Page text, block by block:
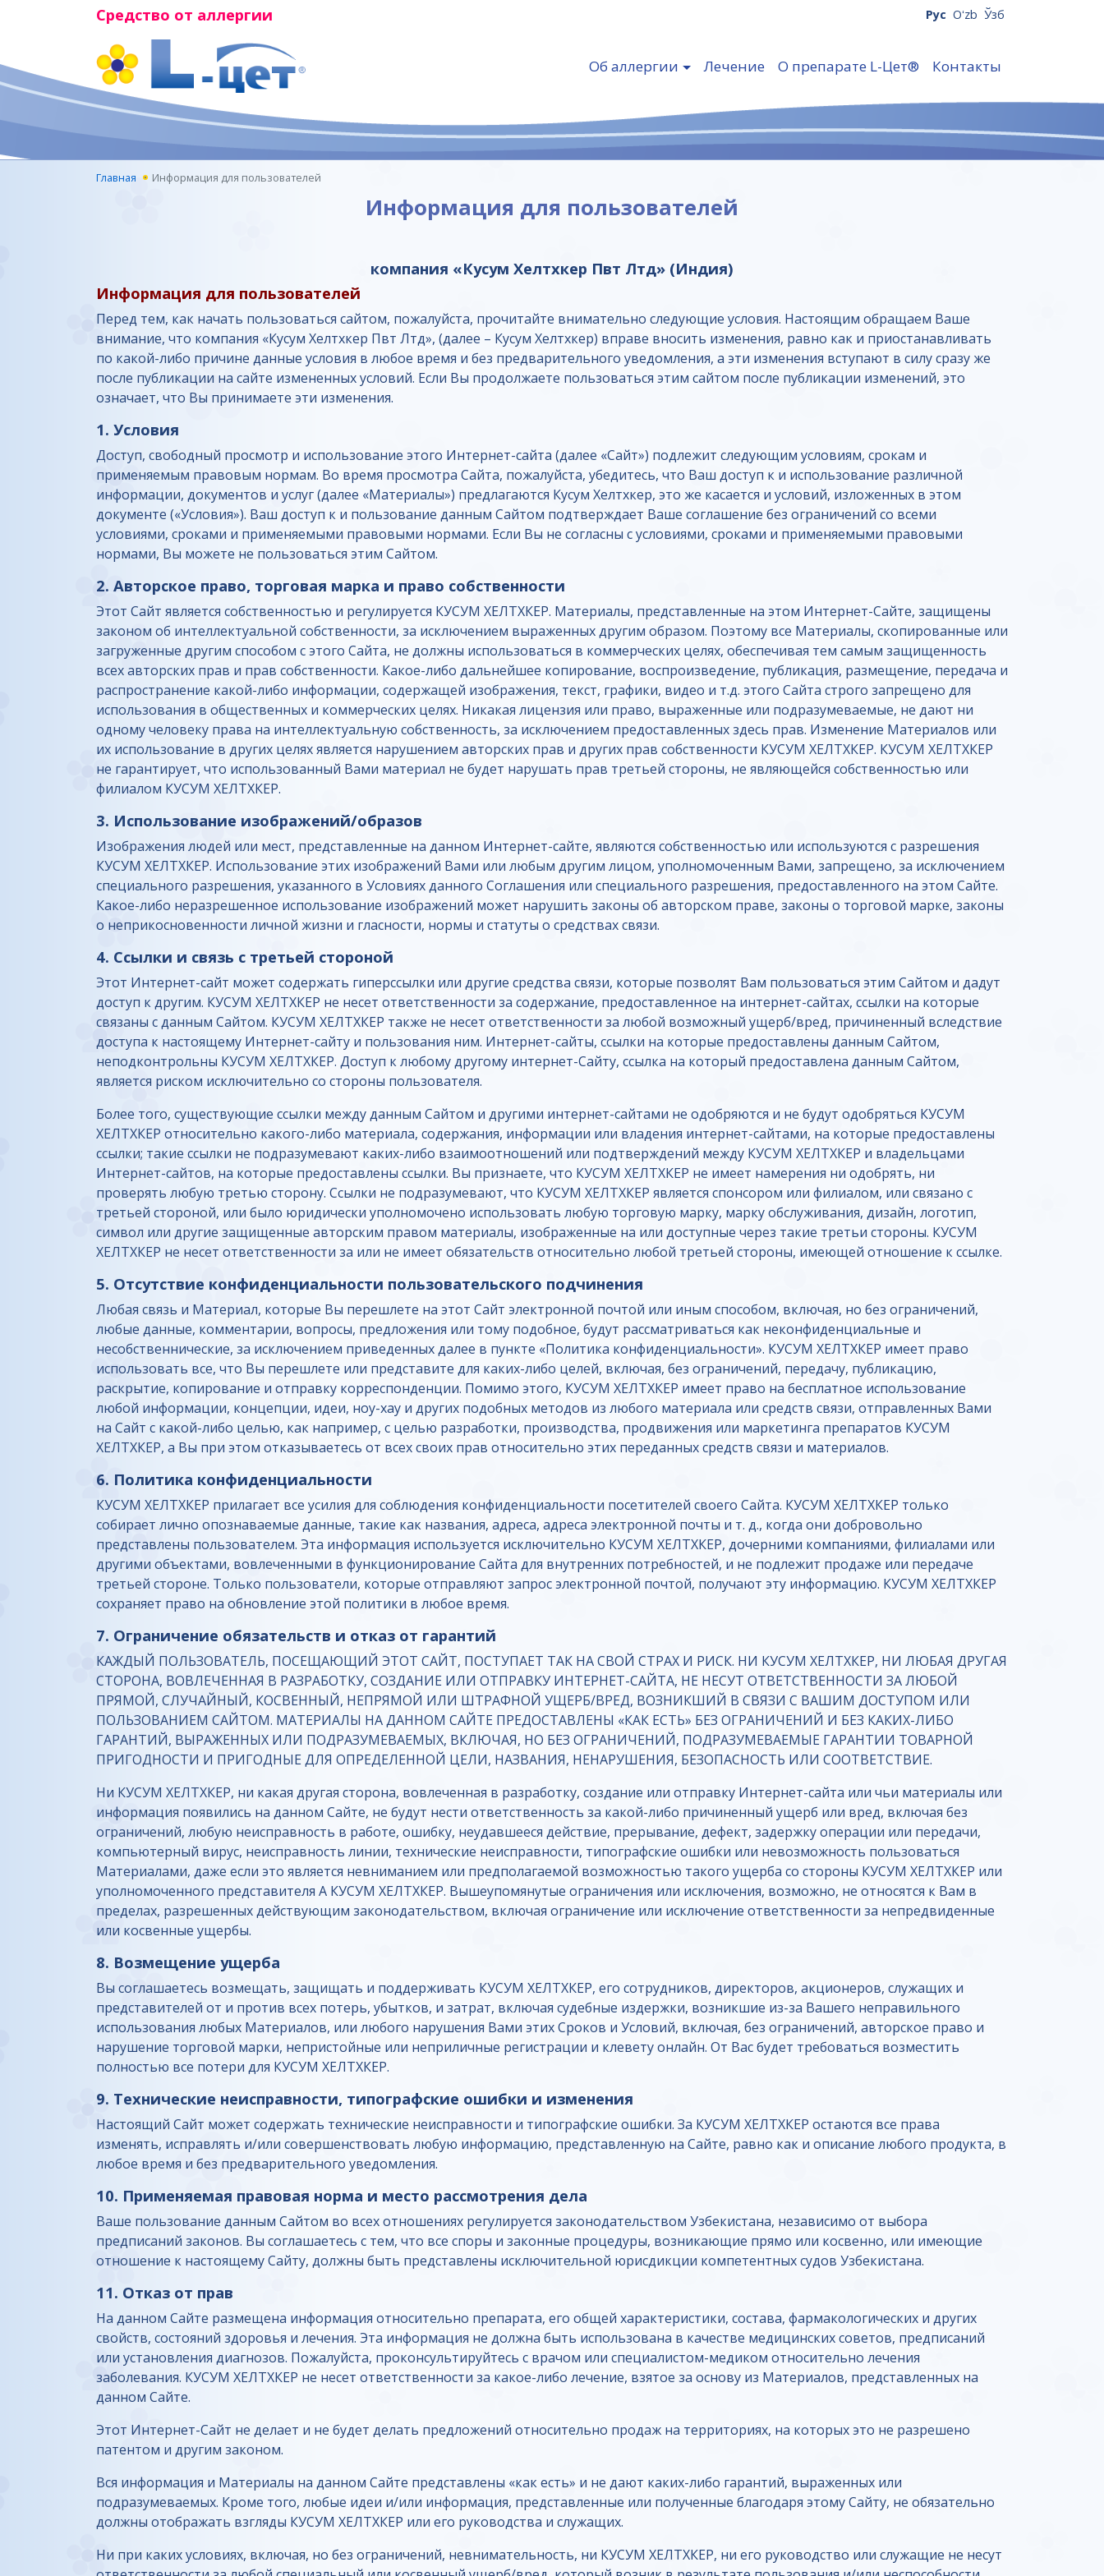
Средство от аллергии Рус Oʻzb Ўзб
Об аллергии Лечение О препарате L-Цет® Контакты
Главная Информация для пользователей
Информация для пользователей
компания «Кусум Хелтхкер Пвт Лтд» (Индия)
Информация для пользователей
Перед тем, как начать пользоваться сайтом, пожалуйста, прочитайте внимательно следующие условия. Настоящим обращаем Ваше
внимание, что компания «Кусум Хелтхкер Пвт Лтд», (далее – Кусум Хелтхкер) вправе вносить изменения, равно как и приостанавливать
по какой-либо причине данные условия в любое время и без предварительного уведомления, а эти изменения вступают в силу сразу же
после публикации на сайте измененных условий. Если Вы продолжаете пользоваться этим сайтом после публикации изменений, это
означает, что Вы принимаете эти изменения.
1. Условия
Доступ, свободный просмотр и использование этого Интернет-сайта (далее «Сайт») подлежит следующим условиям, срокам и
применяемым правовым нормам. Во время просмотра Сайта, пожалуйста, убедитесь, что Ваш доступ к и использование различной
информации, документов и услуг (далее «Материалы») предлагаются Кусум Хелтхкер, это же касается и условий, изложенных в этом
документе («Условия»). Ваш доступ к и пользование данным Сайтом подтверждает Ваше соглашение без ограничений со всеми
условиями, сроками и применяемыми правовыми нормами. Если Вы не согласны с условиями, сроками и применяемыми правовыми
нормами, Вы можете не пользоваться этим Сайтом.
2. Авторское право, торговая марка и право собственности
Этот Сайт является собственностью и регулируется КУСУМ ХЕЛТХКЕР. Материалы, представленные на этом Интернет-Сайте, защищены
законом об интеллектуальной собственности, за исключением выраженных другим образом. Поэтому все Материалы, скопированные или
загруженные другим способом с этого Сайта, не должны использоваться в коммерческих целях, обеспечивая тем самым защищенность
всех авторских прав и прав собственности. Какое-либо дальнейшее копирование, воспроизведение, публикация, размещение, передача и
распространение какой-либо информации, содержащей изображения, текст, графики, видео и т.д. этого Сайта строго запрещено для
использования в общественных и коммерческих целях. Никакая лицензия или право, выраженные или подразумеваемые, не дают ни
одному человеку права на интеллектуальную собственность, за исключением предоставленных здесь прав. Изменение Материалов или
их использование в других целях является нарушением авторских прав и других прав собственности КУСУМ ХЕЛТХКЕР. КУСУМ ХЕЛТХКЕР
не гарантирует, что использованный Вами материал не будет нарушать прав третьей стороны, не являющейся собственностью или
филиалом КУСУМ ХЕЛТХКЕР.
3. Использование изображений/образов
Изображения людей или мест, представленные на данном Интернет-сайте, являются собственностью или используются с разрешения
КУСУМ ХЕЛТХКЕР. Использование этих изображений Вами или любым другим лицом, уполномоченным Вами, запрещено, за исключением
специального разрешения, указанного в Условиях данного Соглашения или специального разрешения, предоставленного на этом Сайте.
Какое-либо неразрешенное использование изображений может нарушить законы об авторском праве, законы о торговой марке, законы
о неприкосновенности личной жизни и гласности, нормы и статуты о средствах связи.
4. Ссылки и связь с третьей стороной
Этот Интернет-сайт может содержать гиперссылки или другие средства связи, которые позволят Вам пользоваться этим Сайтом и дадут
доступ к другим. КУСУМ ХЕЛТХКЕР не несет ответственности за содержание, предоставленное на интернет-сайтах, ссылки на которые
связаны с данным Сайтом. КУСУМ ХЕЛТХКЕР также не несет ответственности за любой возможный ущерб/вред, причиненный вследствие
доступа к настоящему Интернет-сайту и пользования ним. Интернет-сайты, ссылки на которые предоставлены данным Сайтом,
неподконтрольны КУСУМ ХЕЛТХКЕР. Доступ к любому другому интернет-Сайту, ссылка на который предоставлена данным Сайтом,
является риском исключительно со стороны пользователя.
Более того, существующие ссылки между данным Сайтом и другими интернет-сайтами не одобряются и не будут одобряться КУСУМ
ХЕЛТХКЕР относительно какого-либо материала, содержания, информации или владения интернет-сайтами, на которые предоставлены
ссылки; такие ссылки не подразумевают каких-либо взаимоотношений или подтверждений между КУСУМ ХЕЛТХКЕР и владельцами
Интернет-сайтов, на которые предоставлены ссылки. Вы признаете, что КУСУМ ХЕЛТХКЕР не имеет намерения ни одобрять, ни
проверять любую третью сторону. Ссылки не подразумевают, что КУСУМ ХЕЛТХКЕР является спонсором или филиалом, или связано с
третьей стороной, или было юридически уполномочено использовать любую торговую марку, марку обслуживания, дизайн, логотип,
символ или другие защищенные авторским правом материалы, изображенные на или доступные через такие третьи стороны. КУСУМ
ХЕЛТХКЕР не несет ответственности за или не имеет обязательств относительно любой третьей стороны, имеющей отношение к ссылке.
5. Отсутствие конфиденциальности пользовательского подчинения
Любая связь и Материал, которые Вы перешлете на этот Сайт электронной почтой или иным способом, включая, но без ограничений,
любые данные, комментарии, вопросы, предложения или тому подобное, будут рассматриваться как неконфиденциальные и
несобственнические, за исключением приведенных далее в пункте «Политика конфиденциальности». КУСУМ ХЕЛТХКЕР имеет право
использовать все, что Вы перешлете или представите для каких-либо целей, включая, без ограничений, передачу, публикацию,
раскрытие, копирование и отправку корреспонденции. Помимо этого, КУСУМ ХЕЛТХКЕР имеет право на бесплатное использование
любой информации, концепции, идеи, ноу-хау и других подобных методов из любого материала или средств связи, отправленных Вами
на Сайт с какой-либо целью, как например, с целью разработки, производства, продвижения или маркетинга препаратов КУСУМ
ХЕЛТХКЕР, а Вы при этом отказываетесь от всех своих прав относительно этих переданных средств связи и материалов.
6. Политика конфиденциальности
КУСУМ ХЕЛТХКЕР прилагает все усилия для соблюдения конфиденциальности посетителей своего Сайта. КУСУМ ХЕЛТХКЕР только
собирает лично опознаваемые данные, такие как названия, адреса, адреса электронной почты и т. д., когда они добровольно
представлены пользователем. Эта информация используется исключительно КУСУМ ХЕЛТХКЕР, дочерними компаниями, филиалами или
другими объектами, вовлеченными в функционирование Сайта для внутренних потребностей, и не подлежит продаже или передаче
третьей стороне. Только пользователи, которые отправляют запрос электронной почтой, получают эту информацию. КУСУМ ХЕЛТХКЕР
сохраняет право на обновление этой политики в любое время.
7. Ограничение обязательств и отказ от гарантий
КАЖДЫЙ ПОЛЬЗОВАТЕЛЬ, ПОСЕЩАЮЩИЙ ЭТОТ САЙТ, ПОСТУПАЕТ ТАК НА СВОЙ СТРАХ И РИСК. НИ КУСУМ ХЕЛТХКЕР, НИ ЛЮБАЯ ДРУГАЯ
СТОРОНА, ВОВЛЕЧЕННАЯ В РАЗРАБОТКУ, СОЗДАНИЕ ИЛИ ОТПРАВКУ ИНТЕРНЕТ-САЙТА, НЕ НЕСУТ ОТВЕТСТВЕННОСТИ ЗА ЛЮБОЙ
ПРЯМОЙ, СЛУЧАЙНЫЙ, КОСВЕННЫЙ, НЕПРЯМОЙ ИЛИ ШТРАФНОЙ УЩЕРБ/ВРЕД, ВОЗНИКШИЙ В СВЯЗИ С ВАШИМ ДОСТУПОМ ИЛИ
ПОЛЬЗОВАНИЕМ САЙТОМ. МАТЕРИАЛЫ НА ДАННОМ САЙТЕ ПРЕДОСТАВЛЕНЫ «КАК ЕСТЬ» БЕЗ ОГРАНИЧЕНИЙ И БЕЗ КАКИХ-ЛИБО
ГАРАНТИЙ, ВЫРАЖЕННЫХ ИЛИ ПОДРАЗУМЕВАЕМЫХ, ВКЛЮЧАЯ, НО БЕЗ ОГРАНИЧЕНИЙ, ПОДРАЗУМЕВАЕМЫЕ ГАРАНТИИ ТОВАРНОЙ
ПРИГОДНОСТИ И ПРИГОДНЫЕ ДЛЯ ОПРЕДЕЛЕННОЙ ЦЕЛИ, НАЗВАНИЯ, НЕНАРУШЕНИЯ, БЕЗОПАСНОСТЬ ИЛИ СООТВЕТСТВИЕ.
Ни КУСУМ ХЕЛТХКЕР, ни какая другая сторона, вовлеченная в разработку, создание или отправку Интернет-сайта или чьи материалы или
информация появились на данном Сайте, не будут нести ответственность за какой-либо причиненный ущерб или вред, включая без
ограничений, любую неисправность в работе, ошибку, неудавшееся действие, прерывание, дефект, задержку операции или передачи,
компьютерный вирус, неисправность линии, технические неисправности, типографские ошибки или невозможность пользоваться
Материалами, даже если это является невниманием или предполагаемой возможностью такого ущерба со стороны КУСУМ ХЕЛТХКЕР или
уполномоченного представителя А КУСУМ ХЕЛТХКЕР. Вышеупомянутые ограничения или исключения, возможно, не относятся к Вам в
пределах, разрешенных действующим законодательством, включая ограничение или исключение ответственности за непредвиденные
или косвенные ущербы.
8. Возмещение ущерба
Вы соглашаетесь возмещать, защищать и поддерживать КУСУМ ХЕЛТХКЕР, его сотрудников, директоров, акционеров, служащих и
представителей от и против всех потерь, убытков, и затрат, включая судебные издержки, возникшие из-за Вашего неправильного
использования любых Материалов, или любого нарушения Вами этих Сроков и Условий, включая, без ограничений, авторское право и
нарушение торговой марки, непристойные или неприличные регистрации и клевету онлайн. От Вас будет требоваться возместить
полностью все потери для КУСУМ ХЕЛТХКЕР.
9. Технические неисправности, типографские ошибки и изменения
Настоящий Сайт может содержать технические неисправности и типографские ошибки. За КУСУМ ХЕЛТХКЕР остаются все права
изменять, исправлять и/или совершенствовать любую информацию, представленную на Сайте, равно как и описание любого продукта, в
любое время и без предварительного уведомления.
10. Применяемая правовая норма и место рассмотрения дела
Ваше пользование данным Сайтом во всех отношениях регулируется законодательством Узбекистана, независимо от выбора
предписаний законов. Вы соглашаетесь с тем, что все споры и законные процедуры, возникающие прямо или косвенно, или имеющие
отношение к настоящему Сайту, должны быть представлены исключительной юрисдикции компетентных судов Узбекистана.
11. Отказ от прав
На данном Сайте размещена информация относительно препарата, его общей характеристики, состава, фармакологических и других
свойств, состояний здоровья и лечения. Эта информация не должна быть использована в качестве медицинских советов, предписаний
или установления диагнозов. Пожалуйста, проконсультируйтесь с врачом или специалистом-медиком относительно лечения
заболевания. КУСУМ ХЕЛТХКЕР не несет ответственности за какое-либо лечение, взятое за основу из Материалов, представленных на
данном Сайте.
Этот Интернет-Сайт не делает и не будет делать предложений относительно продаж на территориях, на которых это не разрешено
патентом и другим законом.
Вся информация и Материалы на данном Сайте представлены «как есть» и не дают каких-либо гарантий, выраженных или
подразумеваемых. Кроме того, любые идеи и/или информация, представленные или полученные благодаря этому Сайту, не обязательно
должны отображать взгляды КУСУМ ХЕЛТХКЕР или его руководства и служащих.
Ни при каких условиях, включая, но без ограничений, невнимательность, ни КУСУМ ХЕЛТХКЕР, ни его руководство или служащие не несут